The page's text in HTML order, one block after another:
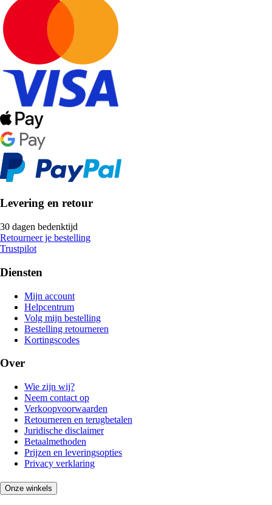
Levering en retour
30 dagen bedenktijd
Retourneer je bestelling
Trustpilot
Diensten
Mijn account
Helpcentrum
Volg mijn bestelling
Bestelling retourneren
Kortingscodes
Over
Wie zijn wij?
Neem contact op
Verkoopvoorwaarden
Retourneren en terugbetalen
Juridische disclaimer
Betaalmethoden
Prijzen en leveringsopties
Privacy verklaring
Onze winkels